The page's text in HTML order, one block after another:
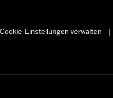
Cookie-Einstellungen verwalten